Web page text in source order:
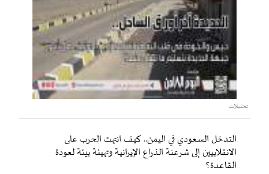
تحليلات
التدخل السعودي في اليمن.. كيف انتهت الحرب على
الانقلابيين إلى شرعنة الذراع الإيرانية وتهيئة بيئة لعودة
القاعدة؟